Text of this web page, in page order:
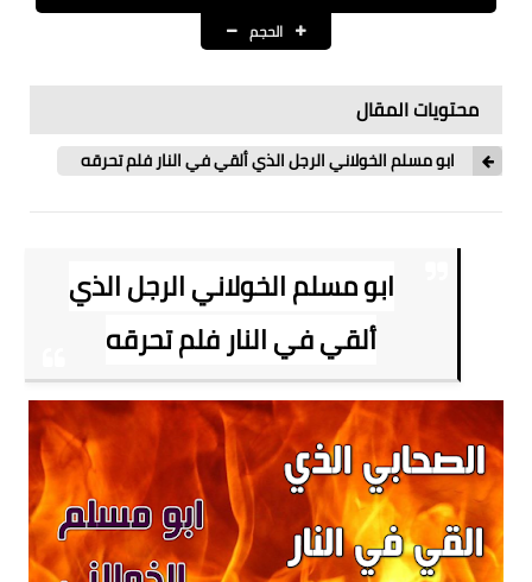
الحجم
محتويات المقال
ابو مسلم الخولاني الرجل الذي ألقي في النار فلم تحرقه
ابو مسلم الخولاني الرجل الذي
ألقي في النار فلم تحرقه